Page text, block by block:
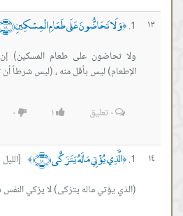
١٣ ﴿وَلَا تَحَاضُّونَ عَلَى طَعَامِ الْمِسْكِينِ ﴿١٨﴾
ولا تحاضون على طعام المسكين)
الإطعام) ليس بأقل منه ، (ليس شرطاً
٠تعليق ١ ٠
١٤ ﴿الَّذِي يُؤْتِي مَالَهُ يَتَزَكَّى ﴿١٨﴾ ﴾
[الليل
(الذي يؤتي ماله يتزكى) لا يزكي